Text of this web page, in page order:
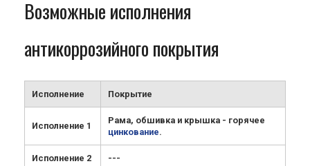
Возможные исполнения
антикоррозийного покрытия
Исполнение Покрытие
Исполнение 1
Рама, обшивка и крышка - горячее
цинкование.
Исполнение 2 ---